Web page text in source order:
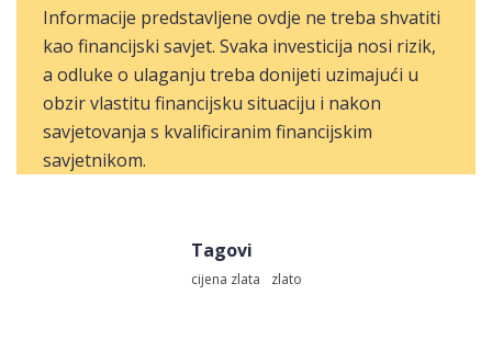
Informacije predstavljene ovdje ne treba shvatiti
kao financijski savjet. Svaka investicija nosi rizik,
a odluke o ulaganju treba donijeti uzimajući u
obzir vlastitu financijsku situaciju i nakon
savjetovanja s kvalificiranim financijskim
savjetnikom.
Tagovi
cijena zlata zlato